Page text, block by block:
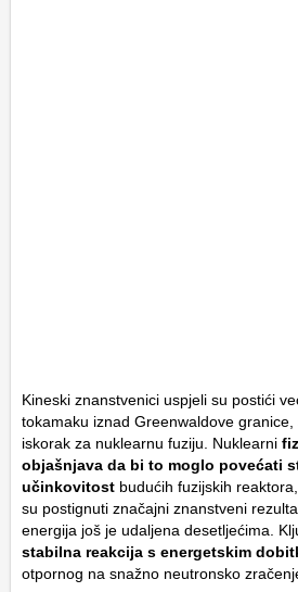
Kineski znanstvenici uspjeli su postići
tokamaku iznad Greenwaldove
iskorak za nuklearnu fuziju. Nuklearni
objašnjava da bi to moglo povećati
učinkovitost budućih fuzijskih
su postignuti značajni znanstveni
energija još je udaljena desetljećima.
stabilna reakcija s energetskim
otpornog na snažno neutronsko